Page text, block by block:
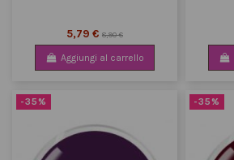
5,79 € 8,90 €
Aggiungi al carrello
-35% -35%